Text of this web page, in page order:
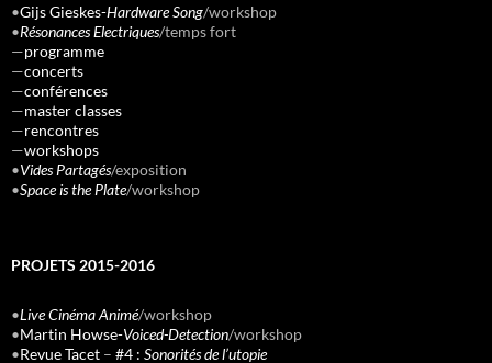
•Gijs Gieskes-Hardware Song/workshop
•Résonances Electriques/temps fort
—programme
—concerts
—conférences
—master classes
—rencontres
—workshops
•Vides Partagés/exposition
•Space is the Plate/workshop
PROJETS 2015-2016
•Live Cinéma Animé/workshop
•Martin Howse-Voiced-Detection/workshop
•Revue Tacet – #4 : Sonorités de l’utopie